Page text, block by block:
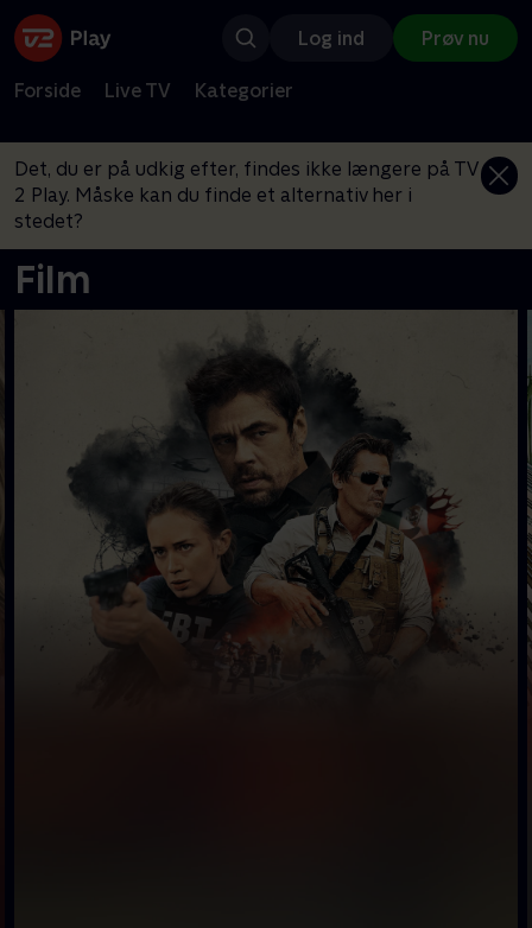
Log ind Prøv nu
Forside Live TV Kategorier
Det, du er på udkig efter, findes ikke længere på TV
2 Play. Måske kan du finde et alternativ her i
stedet?
Film